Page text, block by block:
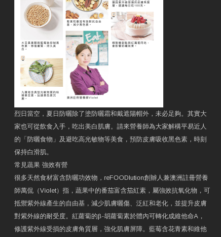
烈日當空，夏日防曬除了塗防曬霜和戴遮陽帽外，未必足夠。其實大
家也可從飲食入手，吃出美白肌膚。請來營養師為大家解構平易近人
的「防曬食物」及避吃高光敏物等美食，預防皮膚吸收黑色素，時刻
保持白滑肌。
常見蔬果 強效有營
很多天然食材富含防曬功效物，reFOODlution創辧人兼澳洲註冊營養
師萬侃（Violet）指，蔬果中的番茄富含茄紅素，屬強效抗氧化物，可
抵禦紫外線產生的自由基，減少肌膚曬傷、泛紅和老化，並提升皮膚
對紫外線的耐受度。紅蘿蔔的β-胡蘿蔔素於體內可轉化成維他命A，
修護紫外線受損的皮膚角質層，強化肌膚屏障。藍莓含花青素和維他